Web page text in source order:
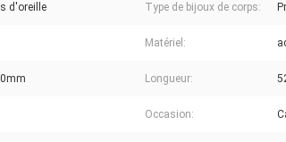
d'oreille Type de bijoux de corps:
Matériel:
Longueur:
Occasion: